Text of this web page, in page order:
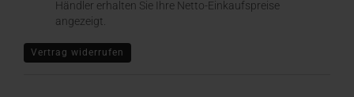
Händler erhalten Sie Ihre Netto-Einkaufspreise
angezeigt.
Vertrag widerrufen